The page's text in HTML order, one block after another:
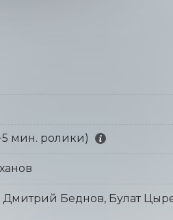
мин. ролики)
Дмитрий Беднов, Булат